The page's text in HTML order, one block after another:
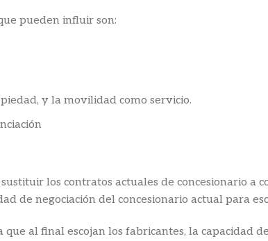
pueden influir son:
y la movilidad como servicio.
los contratos actuales de concesionario a
de negociación del concesionario actual para
al final escojan los fabricantes, la capacidad